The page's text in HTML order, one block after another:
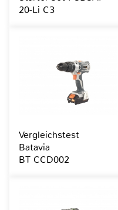
20-Li C3
Vergleichstest
Batavia
BT CCD002